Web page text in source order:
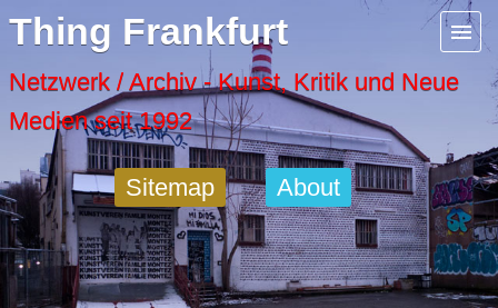
Thing Frankfurt
Netzwerk / Archiv - Kunst, Kritik und Neue
Medien seit 1992
Sitemap About
Home »Tags» Text
Menu
Artspaces
Cool Places
Frankfurt Diary
Activity